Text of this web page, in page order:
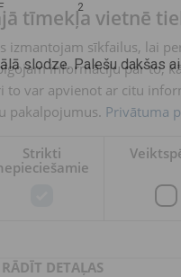
2
slodze. Palešu dakšas
tīmekļa vietnē
izmantojam sīkfailus, lai
informāciju par to,
to var apvienot ar citu
pakalpojumus. Privātuma
Strikti
RĀDĪT DETAĻAS